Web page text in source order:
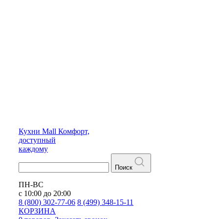
Кухни Mall Комфорт,
доступный
каждому
Поиск
ПН-ВС
с 10:00 до 20:00
8 (800) 302-77-06 8 (499) 348-15-11
КОРЗИНА